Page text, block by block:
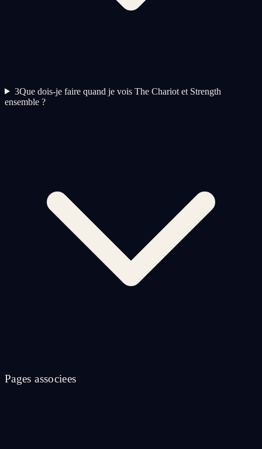
3Que dois-je faire quand je vois The Chariot et Strength
ensemble ?
Pages associees